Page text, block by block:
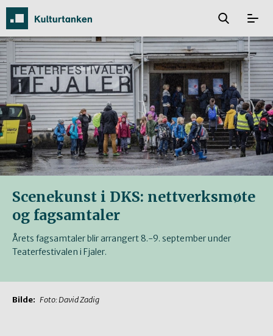
Scenekunst i DKS: nettverksmøte
og fagsamtaler
Årets fagsamtaler blir arrangert 8.-9. september under
Teaterfestivalen i Fjaler.
Bilde: Foto: David Zadig